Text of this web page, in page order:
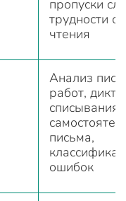
пропуски
трудности
чтения
Анализ
работ,
списывания,
письма,
ошибок